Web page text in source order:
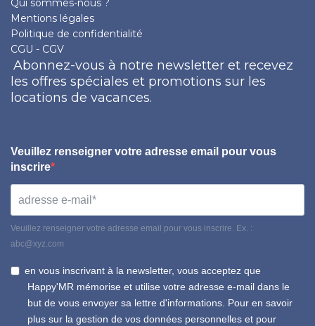
Qui sommes-nous ?
Mentions légales
Politique de confidentialité
CGU - CGV
Abonnez-vous à notre newsletter et recevez
les offres spéciales et promotions sur les
locations de vacances.
Veuillez renseigner votre adresse email pour vous
inscrire
Veuillez renseigner votre adresse email pour vous inscrire. Ex. :
abc@xyz.com
en vous inscrivant à la newsletter, vous acceptez que
Happy'MR mémorise et utilise votre adresse e-mail dans le
but de vous envoyer sa lettre d'informations. Pour en savoir
plus sur la gestion de vos données personnelles et pour